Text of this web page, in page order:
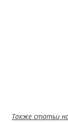
Также статьи